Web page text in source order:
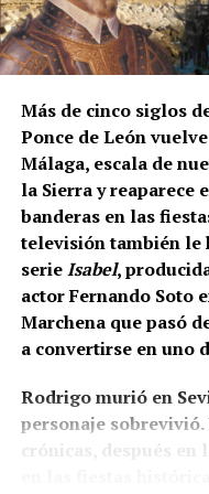
Felipe II, consciente
la realización de sus
mitológicos que
sofisticación. Pero si
profundamente al
Tiziano. Su
intensidad
referencia obligada
aquí donde entra en
Los contratos suelen
semanas. Algunos
explotaciones y
de un mes. La fecha
maduración de la
Cuánto se
El salario mínimo
brutos por hora. Sin
consultadas por
14,50 euros brutos,
trabajo realizado.
CCOO calcula unos
euros netos
Más de cinco siglos
Ponce de León
Málaga, escala de
la Sierra y reaparece
banderas en las
televisión también le
serieIsabel,
actor Fernando Soto
Marchena que pasó
a convertirse en uno
Rodrigo murió en
personaje
crónicas, después